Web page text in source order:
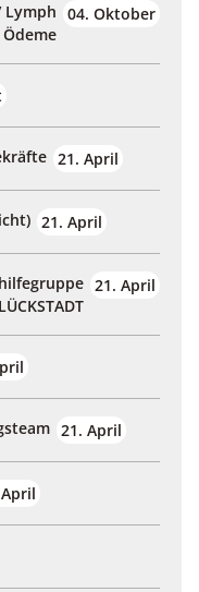
Lymph
Ödeme
04. Oktober
21. April
21. April
21. April
21. April